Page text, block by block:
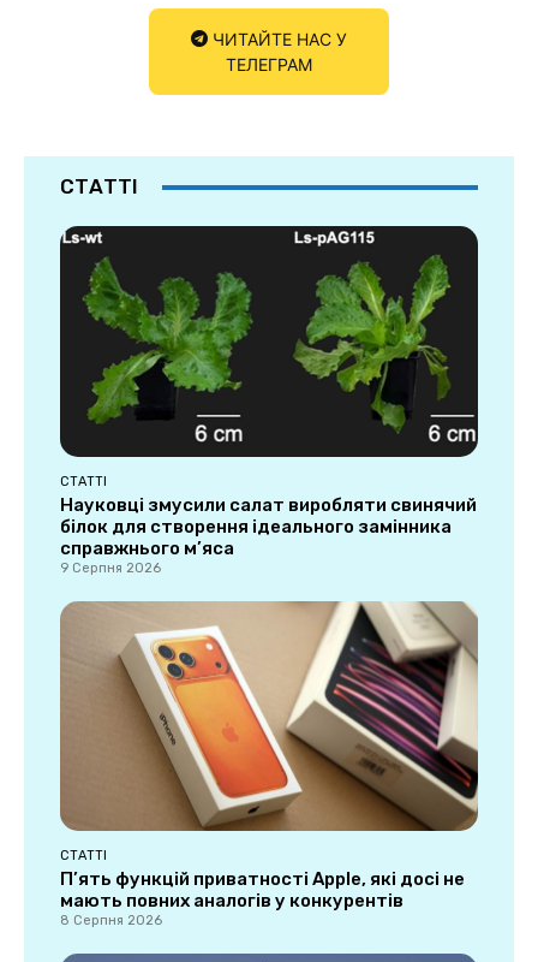
ЧИТАЙТЕ НАС У
ТЕЛЕГРАМ
СТАТТІ
СТАТТІ
Науковці змусили салат виробляти свинячий
білок для створення ідеального замінника
справжнього м’яса
9 Серпня 2026
СТАТТІ
П’ять функцій приватності Apple, які досі не
мають повних аналогів у конкурентів
8 Серпня 2026